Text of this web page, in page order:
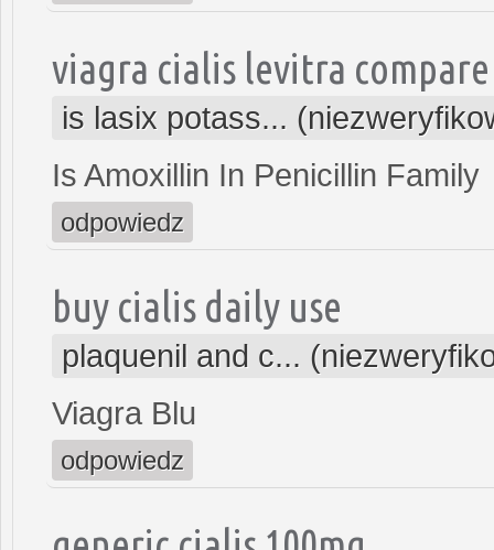
viagra cialis levitra compare
is lasix potass...
Is Amoxillin In Penicillin Family
odpowiedz
buy cialis daily use
plaquenil and c...
Viagra Blu
odpowiedz